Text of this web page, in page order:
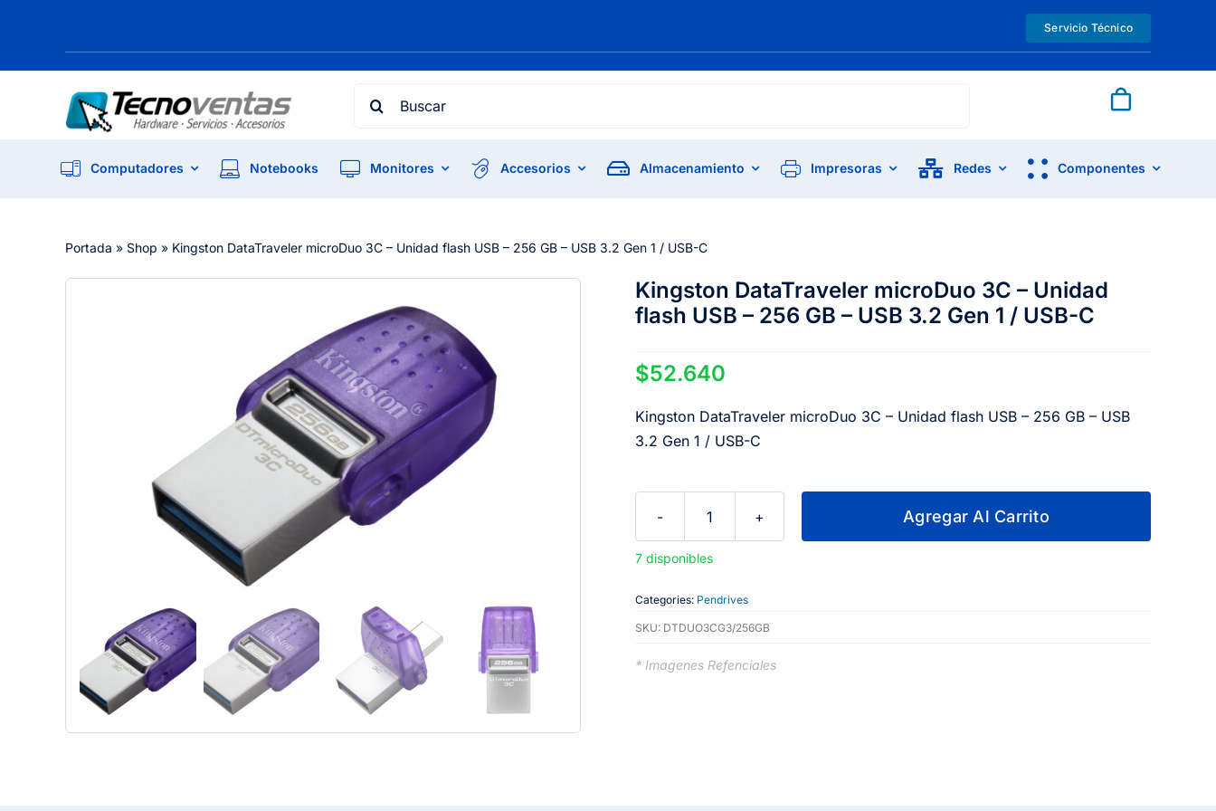
Servicio Técnico
Search
Computadores Notebooks Monitores Accesorios Almacenamiento Impresoras Redes Componentes
Portada » Shop » Kingston DataTraveler microDuo 3C – Unidad flash USB – 256 GB – USB 3.2 Gen 1 / USB-C
Kingston DataTraveler microDuo 3C – Unidad
flash USB – 256 GB – USB 3.2 Gen 1 / USB-C
$52.640
Kingston DataTraveler microDuo 3C – Unidad flash USB – 256 GB – USB
3.2 Gen 1 / USB-C
Kingston
DataTraveler
3C
-
flash
Agregar Al Carrito
7 disponibles
Categories: Pendrives
SKU: DTDUO3CG3/256GB
* Imagenes Refenciales